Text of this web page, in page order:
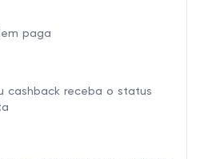
paga
cashback receba o status